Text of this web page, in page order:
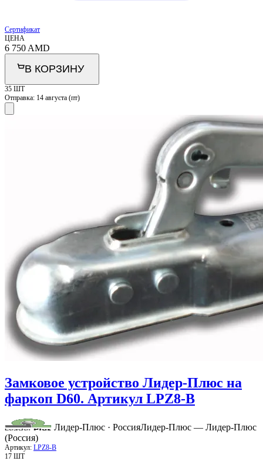
Сертификат
ЦЕНА
6 750 AMD
В КОРЗИНУ
35 ШТ
Отправка: 14 августа (пт)
Замковое устройство Лидер-Плюс на
фаркоп D60. Артикул LPZ8-B
Лидер-Плюс · РоссияЛидер-Плюс — Лидер-Плюс
(Россия)
Артикул: LPZ8-B
17 ШТ